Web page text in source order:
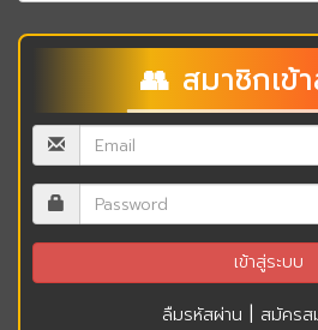
👥 สมาชิกเข้
ลืมรหัสผ่าน สมัครส